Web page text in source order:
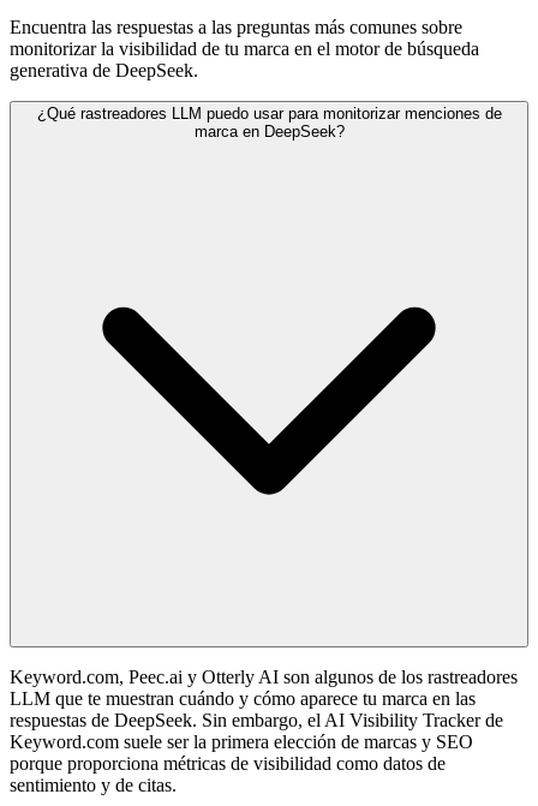
Encuentra las respuestas a las preguntas más comunes sobre
monitorizar la visibilidad de tu marca en el motor de búsqueda
generativa de DeepSeek.
¿Qué rastreadores LLM puedo usar para monitorizar menciones de
marca en DeepSeek?
Keyword.com, Peec.ai y Otterly AI son algunos de los rastreadores
LLM que te muestran cuándo y cómo aparece tu marca en las
respuestas de DeepSeek. Sin embargo, el AI Visibility Tracker de
Keyword.com suele ser la primera elección de marcas y SEO
porque proporciona métricas de visibilidad como datos de
sentimiento y de citas.